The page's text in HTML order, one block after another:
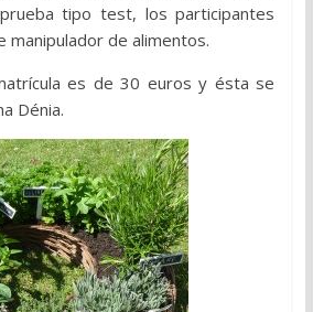
tipo test, los participantes
manipulador de alimentos.
es de 30 euros y ésta se
Dénia.